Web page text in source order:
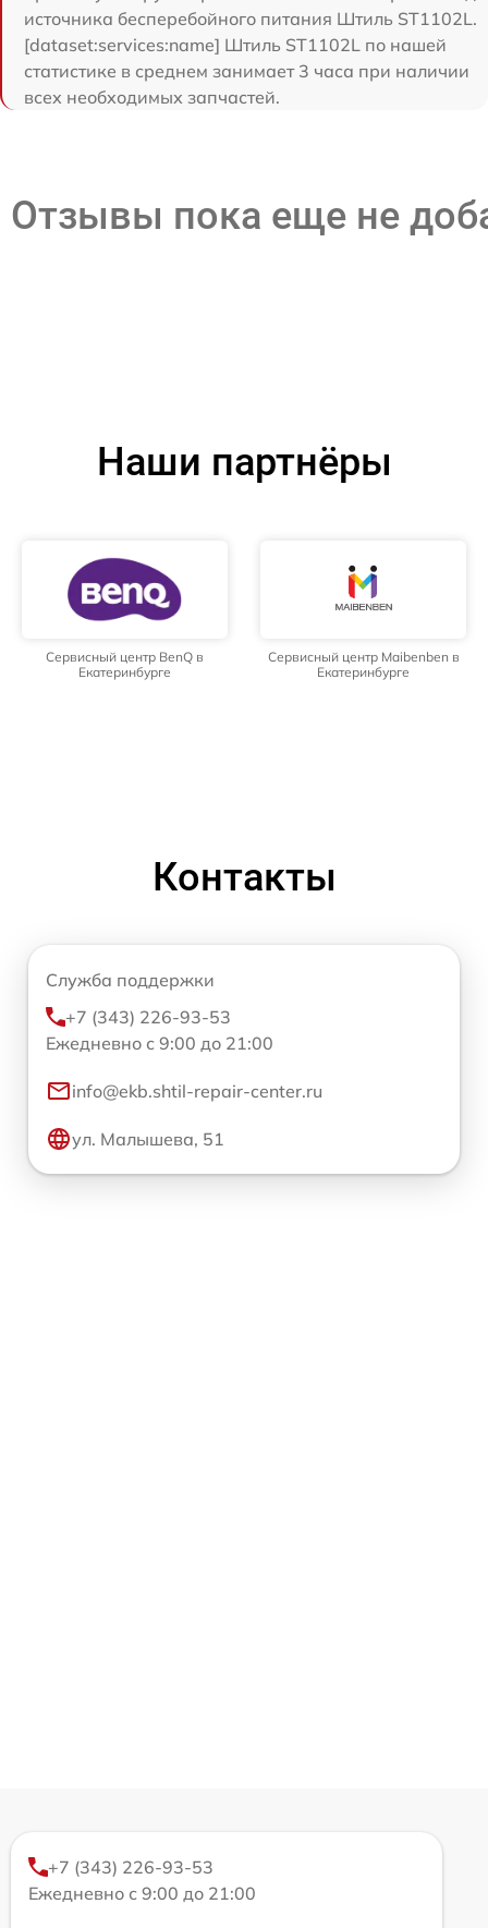
источника бесперебойного питания Штиль ST1102L.
[dataset:services:name] Штиль ST1102L по нашей
статистике в среднем занимает 3 часа при наличии
всех необходимых запчастей.
Отзывы пока еще не
Наши партнёры
Сервисный центр BenQ в
Екатеринбурге
Сервисный центр Maibenben в
Екатеринбурге
Контакты
Служба поддержки
+7 (343) 226-93-53
Ежедневно с 9:00 до 21:00
info@ekb.shtil-repair-center.ru
ул. Малышева, 51
+7 (343) 226-93-53
Ежедневно с 9:00 до 21:00